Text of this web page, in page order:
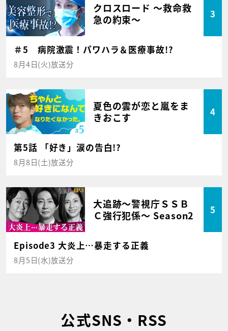
クロスロード ～救命救
急の約束～
3
＃5 病院激震！パワハラ＆医療事故!?
8月4日(火)放送分
夏色の雲が恋と嵐をま
きおこす
4
第5話 「好き」涙の告白!?
8月8日(土)放送分
大追跡～警視庁ＳＳＢ
Ｃ強行犯係～ Season2
5
Episode3 大炎上…暴走する正義
8月5日(水)放送分
公式SNS・RSS